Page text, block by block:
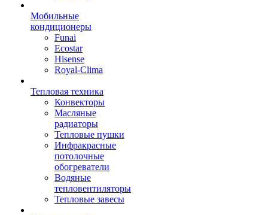
Мобильные
кондиционеры
Funai
Ecostar
Hisense
Royal-Clima
Тепловая техника
Конвекторы
Масляные
радиаторы
Тепловые пушки
Инфракрасные
потолочные
обогреватели
Водяные
тепловентиляторы
Тепловые завесы